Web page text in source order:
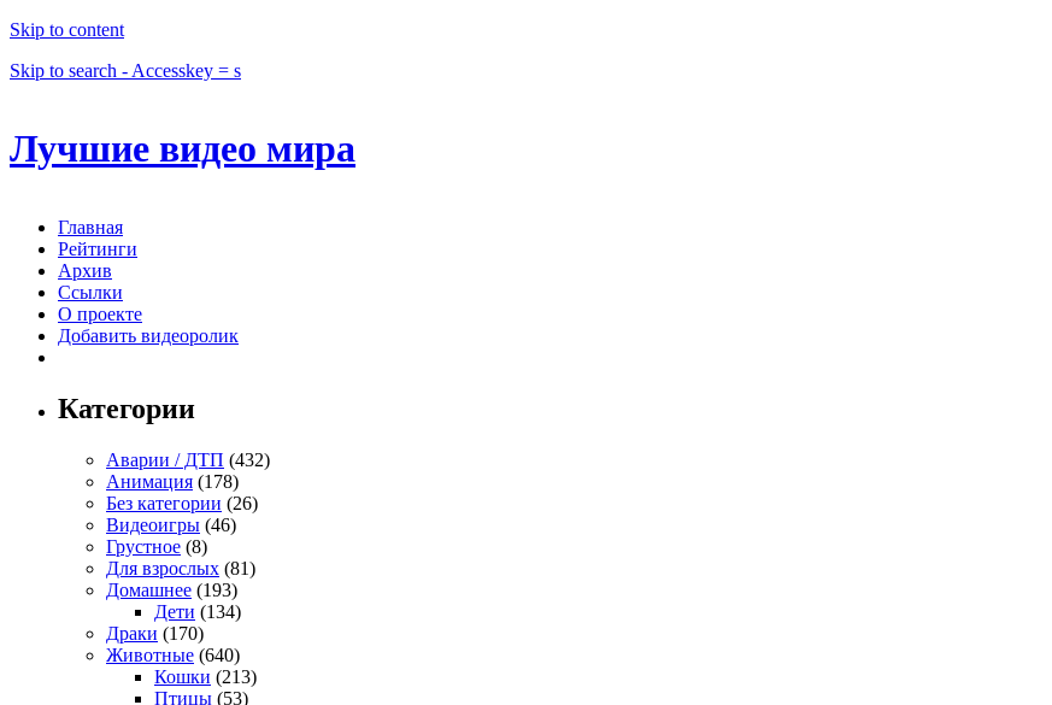
Skip to content
Skip to search - Accesskey = s
Лучшие видео мира
Главная
Рейтинги
Архив
Ссылки
О проекте
Добавить видеоролик
Категории
Аварии / ДТП (432)
Анимация (178)
Без категории (26)
Видеоигры (46)
Грустное (8)
Для взрослых (81)
Домашнее (193)
Дети (134)
Драки (170)
Животные (640)
Кошки (213)
Птицы (53)